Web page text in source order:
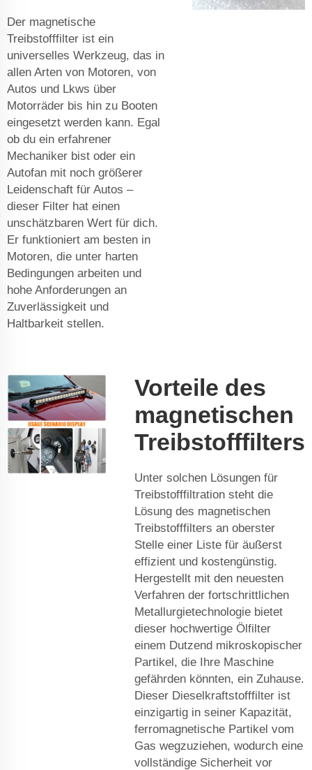
Der magnetische
Treibstofffilter ist ein
universelles Werkzeug, das in
allen Arten von Motoren, von
Autos und Lkws über
Motorräder bis hin zu Booten
eingesetzt werden kann. Egal
ob du ein erfahrener
Mechaniker bist oder ein
Autofan mit noch größerer
Leidenschaft für Autos –
dieser Filter hat einen
unschätzbaren Wert für dich.
Er funktioniert am besten in
Motoren, die unter harten
Bedingungen arbeiten und
hohe Anforderungen an
Zuverlässigkeit und
Haltbarkeit stellen.
Vorteile des
magnetischen
Treibstofffilters
Unter solchen Lösungen für
Treibstofffiltration steht die
Lösung des magnetischen
Treibstofffilters an oberster
Stelle einer Liste für äußerst
effizient und kostengünstig.
Hergestellt mit den neuesten
Verfahren der fortschrittlichen
Metallurgietechnologie bietet
dieser hochwertige Ölfilter
einem Dutzend mikroskopischer
Partikel, die Ihre Maschine
gefährden könnten, ein Zuhause.
Dieser Dieselkraftstofffilter ist
einzigartig in seiner Kapazität,
ferromagnetische Partikel vom
Gas wegzuziehen, wodurch eine
vollständige Sicherheit vor